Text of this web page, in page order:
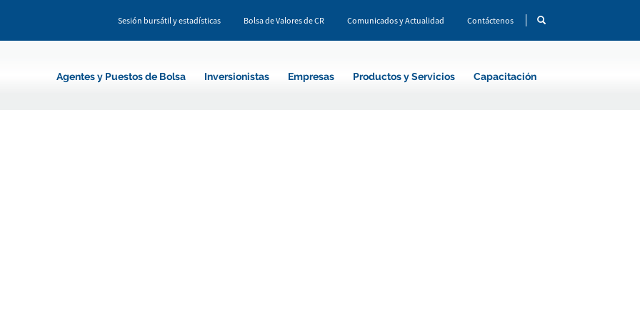
Sesión bursátil y estadísticas Bolsa de Valores de CR Comunicados y Actualidad Contáctenos
Agentes y Puestos de Bolsa Inversionistas Empresas Productos y Servicios Capacitación